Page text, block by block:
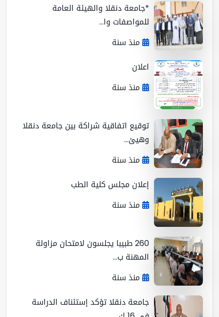
*جامعة دنقلا والهيئة العامة
للمواصفات وا...
منذ سنة
اعلان
منذ سنة
توقيع اتفاقية شراكة بين جامعة دنقلا
وهيئ...
منذ سنة
إعلان مجلس كلية الطب
منذ سنة
260 طبيبا يجلسون لامتحان مزاولة
المهنة ب...
منذ سنة
جامعة دنقلا تؤكد إستئناف الدراسة